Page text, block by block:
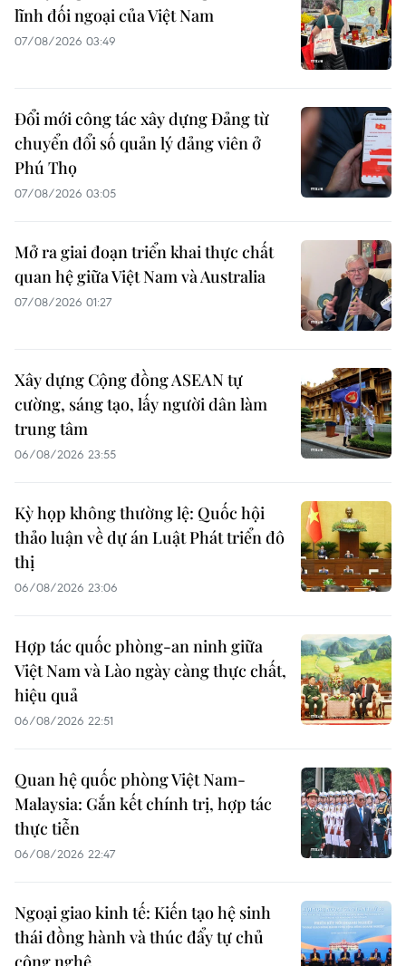
lĩnh đối ngoại của Việt Nam
07/08/2026 03:49
Đổi mới công tác xây dựng Đảng từ
chuyển đổi số quản lý đảng viên ở
Phú Thọ
07/08/2026 03:05
Mở ra giai đoạn triển khai thực chất
quan hệ giữa Việt Nam và Australia
07/08/2026 01:27
Xây dựng Cộng đồng ASEAN tự
cường, sáng tạo, lấy người dân làm
trung tâm
06/08/2026 23:55
Kỳ họp không thường lệ: Quốc hội
thảo luận về dự án Luật Phát triển đô
thị
06/08/2026 23:06
Hợp tác quốc phòng-an ninh giữa
Việt Nam và Lào ngày càng thực chất,
hiệu quả
06/08/2026 22:51
Quan hệ quốc phòng Việt Nam-
Malaysia: Gắn kết chính trị, hợp tác
thực tiễn
06/08/2026 22:47
Ngoại giao kinh tế: Kiến tạo hệ sinh
thái đồng hành và thúc đẩy tự chủ
công nghệ